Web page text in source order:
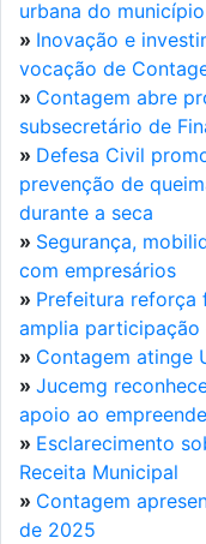
urbana do município
» Inovação e
vocação de
» Contagem abre
subsecretário de
» Defesa Civil
prevenção de
durante a seca
» Segurança,
com empresários
» Prefeitura reforça
amplia participação
» Contagem atinge
» Jucemg
apoio ao
» Esclarecimento
Receita Municipal
» Contagem
de 2025